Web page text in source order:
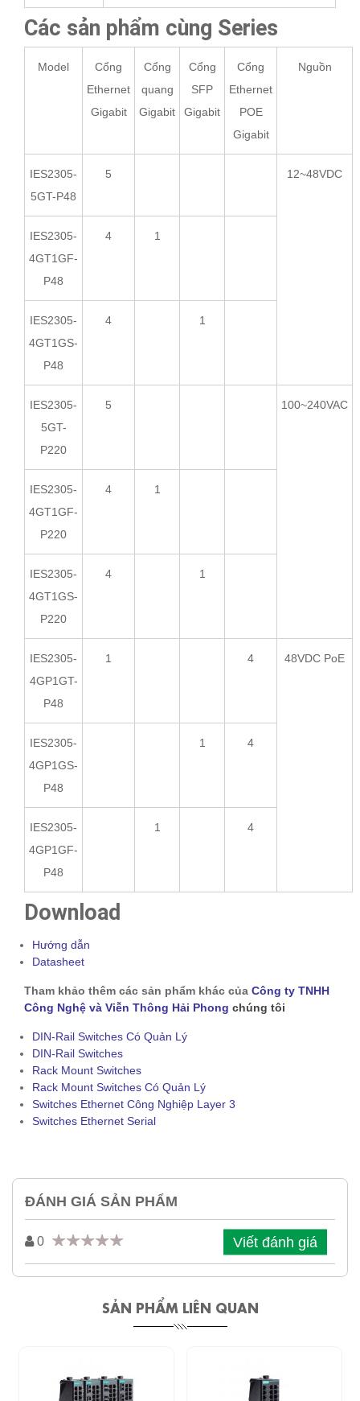
Các sản phẩm cùng Series
Model
Cổng
Ethernet
Gigabit
Cổng
quang
Gigabit
Cổng
SFP
Gigabit
Cổng
Ethernet
POE
Gigabit
Nguồn
IES2305-
5GT-P48
5 12~48VDC
IES2305-
4GT1GF-
P48
4 1
IES2305-
4GT1GS-
P48
4 1
IES2305-
5GT-
P220
5 100~240VAC
IES2305-
4GT1GF-
P220
4 1
IES2305-
4GT1GS-
P220
4 1
IES2305-
4GP1GT-
P48
1 4 48VDC PoE
IES2305-
4GP1GS-
P48
1 4
IES2305-
4GP1GF-
P48
1 4
Download
Hướng dẫn
Datasheet
Tham khảo thêm các sản phẩm khác của Công ty TNHH
Công Nghệ và Viễn Thông Hải Phong chúng tôi
DIN-Rail Switches Có Quản Lý
DIN-Rail Switches
Rack Mount Switches
Rack Mount Switches Có Quản Lý
Switches Ethernet Công Nghiệp Layer 3
Switches Ethernet Serial
ĐÁNH GIÁ SẢN PHẨM
0 Viết đánh giá
SẢN PHẨM LIÊN QUAN